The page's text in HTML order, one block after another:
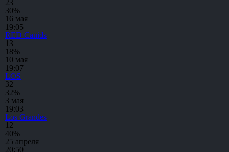
23
30%
16 мая
19:05
RED Canids
1 3
18%
10 мая
19:07
LOS
32
32%
3 мая
19:03
Los Grandes
1 2
40%
25 апреля
20:50